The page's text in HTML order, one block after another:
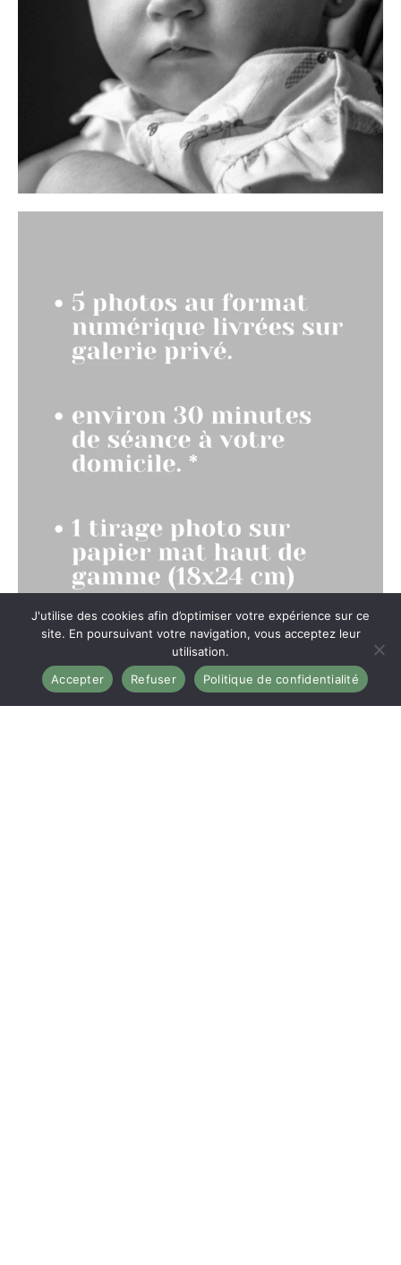
J'utilise des cookies afin d’optimiser votre expérience sur ce
site. En poursuivant votre navigation, vous acceptez leur
utilisation.
Accepter
Refuser Politique de confidentialité